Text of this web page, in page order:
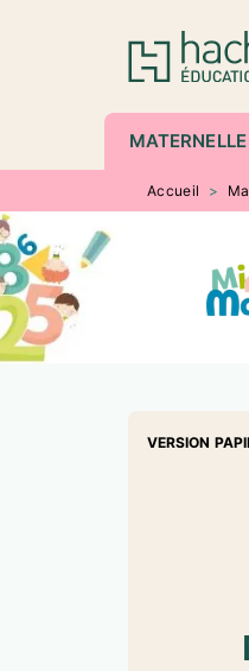
MENU
MATERNELLE
Accueil >
VERSION